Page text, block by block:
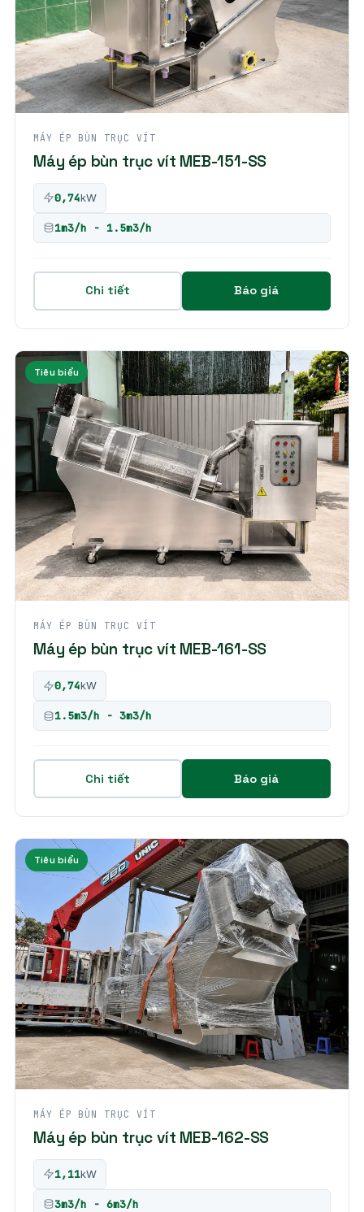
MÁY ÉP BÙN TRỤC VÍT
Máy ép bùn trục vít MEB-151-SS
0,74kW
1m3/h - 1.5m3/h
Chi tiết Báo giá
Tiêu biểu
MÁY ÉP BÙN TRỤC VÍT
Máy ép bùn trục vít MEB-161-SS
0,74kW
1.5m3/h - 3m3/h
Chi tiết Báo giá
Tiêu biểu
MÁY ÉP BÙN TRỤC VÍT
Máy ép bùn trục vít MEB-162-SS
1,11kW
3m3/h - 6m3/h